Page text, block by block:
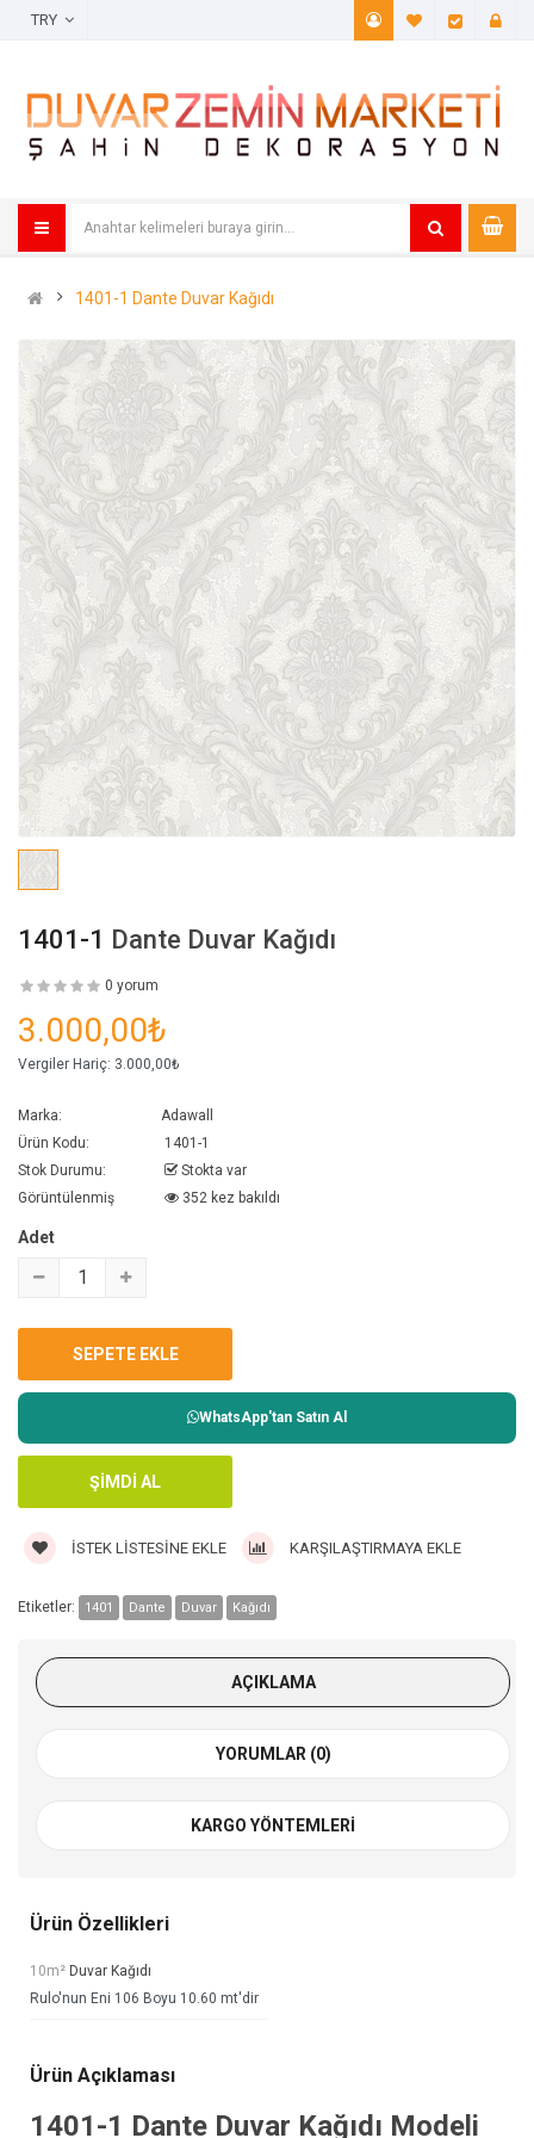
A. Listem
1401-1 Dante Duvar Kağıdı
1401-1 Dante Duvar Kağıdı
0 yorum
3.000,00₺
Vergiler Hariç: 3.000,00₺
Marka:
Adawall
Ürün Kodu:
1401-1
Stok Durumu:
Stokta var
Görüntülenmiş
352 kez bakıldı
Adet
WhatsApp'tan Satın Al
İSTEK LISTESINE EKLE KARŞILAŞTIRMAYA EKLE
Etiketler: 1401 Dante Duvar Kağıdı
AÇIKLAMA
YORUMLAR (0)
KARGO YÖNTEMLERI
Ürün Özellikleri
10m² Duvar Kağıdı
Rulo'nun Eni 106 Boyu 10.60 mt'dir
Ürün Açıklaması
1401-1 Dante Duvar Kağıdı Modeli